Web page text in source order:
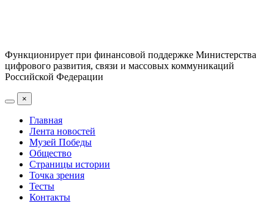
Функционирует при финансовой поддержке Министерства
цифрового развития, связи и массовых коммуникаций
Российской Федерации
×
Главная
Лента новостей
Музей Победы
Общество
Страницы истории
Точка зрения
Тесты
Контакты